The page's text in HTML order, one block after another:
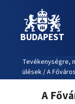
BUDAPEST
Tevékenységre,
ülések / A
A